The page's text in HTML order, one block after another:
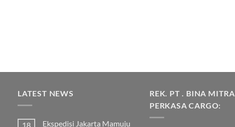
LATEST NEWS
18 Ekspedisi Jakarta Mamuju
REK. PT . BINA MITRA
PERKASA CARGO: